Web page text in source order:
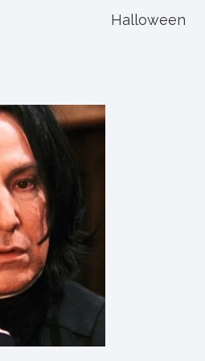
Halloween